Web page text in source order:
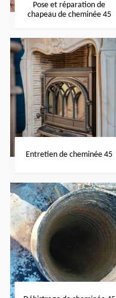
Pose et réparation de
chapeau de cheminée 45
Entretien de cheminée 45